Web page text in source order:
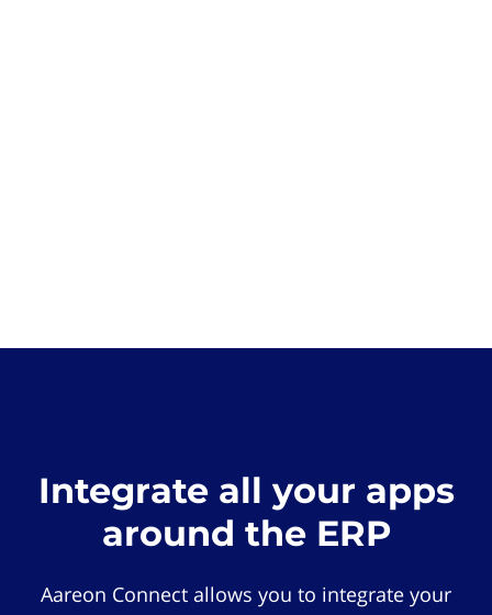
Integrate all your apps
around the ERP
Aareon Connect allows you to integrate your